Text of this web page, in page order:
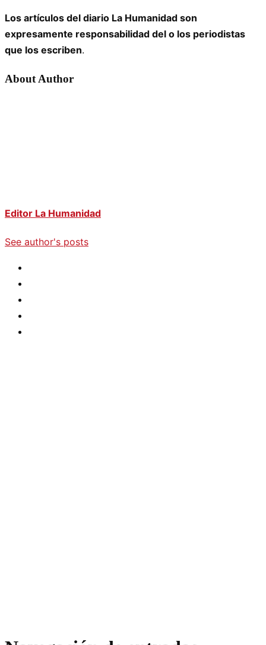
Los artículos del diario La Humanidad son
expresamente responsabilidad del o los periodistas
que los escriben.
About Author
Editor La Humanidad
See author's posts